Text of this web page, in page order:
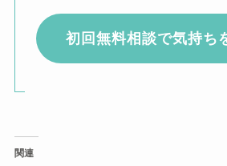
初回無料相談で気持ち
関連